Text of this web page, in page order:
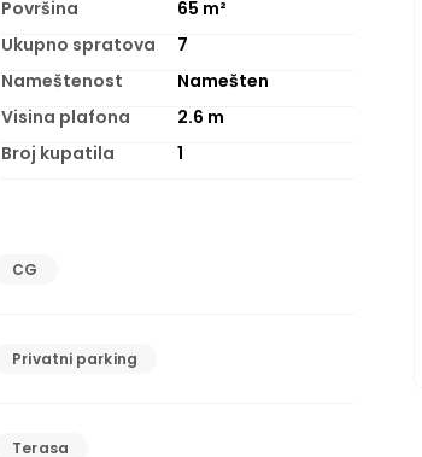
Površina 65 m²
Ukupno spratova
7
Nameštenost
Namešten
Visina plafona 2.6 m
Broj kupatila
1
CG
Privatni parking
Terasa